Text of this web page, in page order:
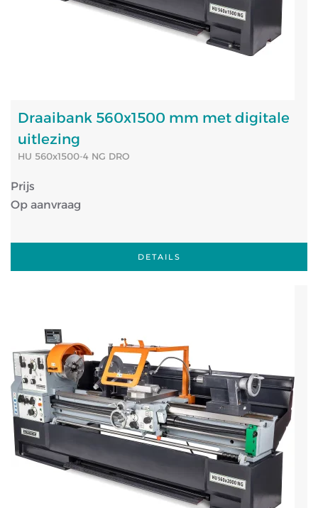
Draaibank 560x1500 mm met digitale
uitlezing
HU 560x1500-4 NG DRO
Prijs
Op aanvraag
DETAILS